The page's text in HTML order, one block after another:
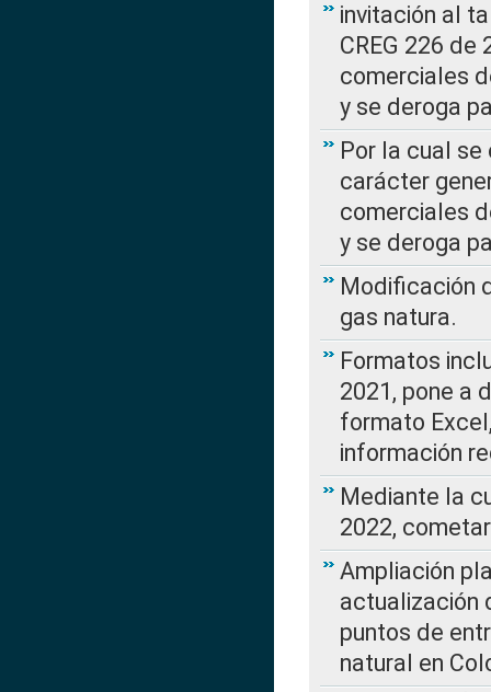
invitación al
CREG 226
comerciales
y se deroga
Por la cual
carácter
comerciales
y se deroga
Modificación
gas natura.
Formatos
2021, pone a
formato
información
Mediante la
2022,
Ampliación
actualización
puntos de
natural en